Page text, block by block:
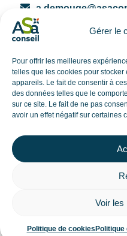
Gérer le
Pour offrir les meilleures
telles que les cookies pour
appareils. Le fait de consentir à
des données telles que le
sur ce site. Le fait de ne pas
avoir un effet négatif sur certaines
Voir les
Politique de cookies
Nos prestations
Audit
Formations
Nos ressources
ISO 9001
Stratégie RSE : le guide
TPE, PME : quelles
Les actualités en
S'abonner
Politique de